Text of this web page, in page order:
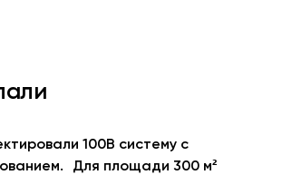
100В систему с
Для площади 300 м²